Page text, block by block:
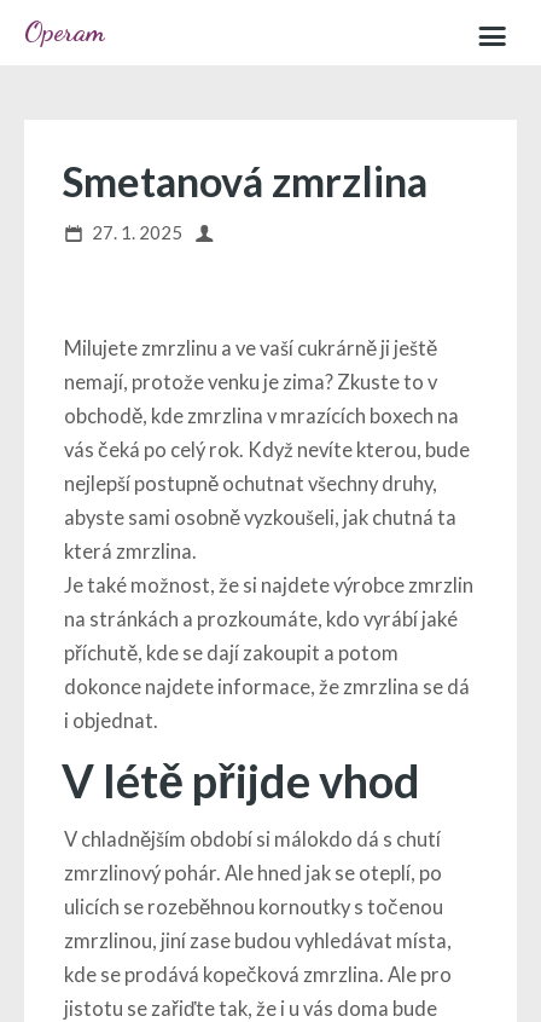
Operam
Sample page
Smetanová zmrzlina
27. 1. 2025
Milujete zmrzlinu a ve vaší cukrárně ji ještě
nemají, protože venku je zima? Zkuste to v
obchodě, kde zmrzlina v mrazících boxech na
vás čeká po celý rok. Když nevíte kterou, bude
nejlepší postupně ochutnat všechny druhy,
abyste sami osobně vyzkoušeli, jak chutná ta
která zmrzlina.
Je také možnost, že si najdete výrobce zmrzlin
na stránkách a prozkoumáte, kdo vyrábí jaké
příchutě, kde se dají zakoupit a potom
dokonce najdete informace, že zmrzlina se dá
i objednat.
V létě přijde vhod
V chladnějším období si málokdo dá s chutí
zmrzlinový pohár. Ale hned jak se oteplí, po
ulicích se rozeběhnou kornoutky s točenou
zmrzlinou, jiní zase budou vyhledávat místa,
kde se prodává kopečková zmrzlina. Ale pro
jistotu se zařiďte tak, že i u vás doma bude